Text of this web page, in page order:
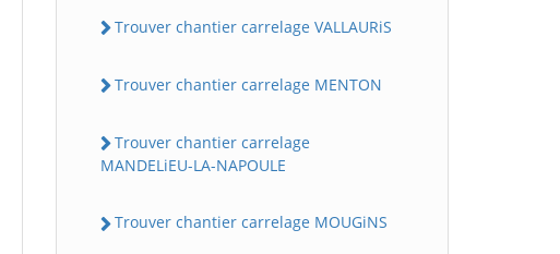
Trouver chantier carrelage VALLAURiS
Trouver chantier carrelage MENTON
Trouver chantier carrelage
MANDELiEU-LA-NAPOULE
Trouver chantier carrelage MOUGiNS